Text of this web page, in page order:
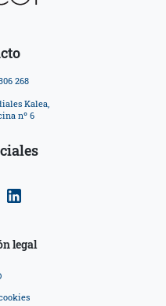
268
Kalea,
nº 6
legal